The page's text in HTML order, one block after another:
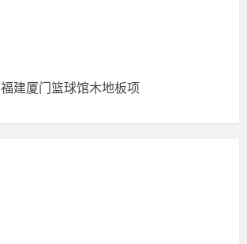
福建厦门篮球馆木地板项